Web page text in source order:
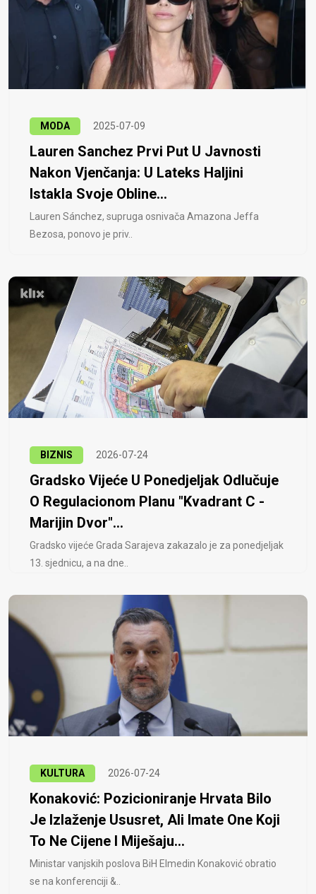
MODA 2025-07-09
Lauren Sanchez Prvi Put U Javnosti
Nakon Vjenčanja: U Lateks Haljini
Istakla Svoje Obline...
Lauren Sánchez, supruga osnivača Amazona Jeffa
Bezosa, ponovo je priv..
BIZNIS 2026-07-24
Gradsko Vijeće U Ponedjeljak Odlučuje
O Regulacionom Planu "Kvadrant C -
Marijin Dvor"...
Gradsko vijeće Grada Sarajeva zakazalo je za ponedjeljak
13. sjednicu, a na dne..
KULTURA 2026-07-24
Konaković: Pozicioniranje Hrvata Bilo
Je Izlaženje Ususret, Ali Imate One Koji
To Ne Cijene I Miješaju...
Ministar vanjskih poslova BiH Elmedin Konaković obratio
se na konferenciji &..